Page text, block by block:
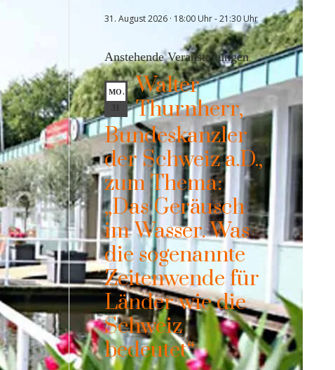
31. August 2026 · 18:00 Uhr-21:30 Uhr
Anstehende Veranstaltungen
MO.
Walter
Thurnherr,
Bundeskanzler
der Schweiz a.D.,
zum Thema:
„Das Geräusch
im Wasser. Was
die sogenannte
Zeitenwende für
Länder wie die
Schweiz
bedeutet“